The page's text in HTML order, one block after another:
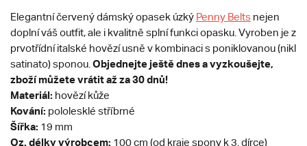
Elegantní červený dámský opasek úzký Penny Belts nejen
doplní váš outfit, ale i kvalitně splní funkci opasku. Vyroben je z
prvotřídní italské hovězí usně v kombinaci s poniklovanou (nikl
satinato) sponou. Objednejte ještě dnes a vyzkoušejte,
zboží můžete vrátit až za 30 dnů!
Materiál: hovězí kůže
Kování: pololesklé stříbrné
Šířka: 19 mm
Oz. délky výrobcem: 100 cm (od kraje spony k 3. dírce)